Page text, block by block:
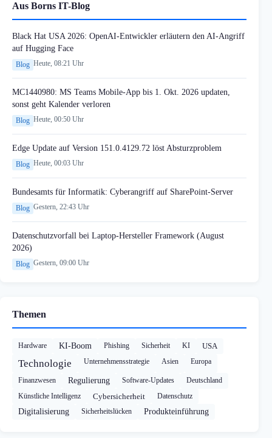
Aus Borns IT-Blog
Black Hat USA 2026: OpenAI-Entwickler erläutern den AI-Angriff
auf Hugging Face
Blog Heute, 08:21 Uhr
MC1440980: MS Teams Mobile-App bis 1. Okt. 2026 updaten,
sonst geht Kalender verloren
Blog Heute, 00:50 Uhr
Edge Update auf Version 151.0.4129.72 löst Absturzproblem
Blog Heute, 00:03 Uhr
Bundesamts für Informatik: Cyberangriff auf SharePoint-Server
Blog Gestern, 22:43 Uhr
Datenschutzvorfall bei Laptop-Hersteller Framework (August
2026)
Blog Gestern, 09:00 Uhr
Themen
Hardware KI-Boom Phishing Sicherheit KI USA
Technologie Unternehmensstrategie Asien Europa
Finanzwesen Regulierung Software-Updates
Deutschland
Künstliche Intelligenz
Cybersicherheit Datenschutz
Digitalisierung Sicherheitslücken Produkteinführung